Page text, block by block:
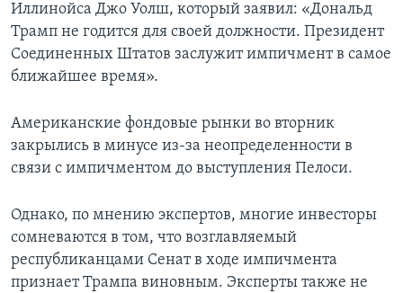
Иллинойса Джо Уолш, который заявил: «Дональд
Трамп не годится для своей должности. Президент
Соединенных Штатов заслужит импичмент в самое
ближайшее время».
Американские фондовые рынки во вторник
закрылись в минусе из-за неопределенности в
связи с импичментом до выступления Пелоси.
Однако, по мнению экспертов, многие инвесторы
сомневаются в том, что возглавляемый
республиканцами Сенат в ходе импичмента
признает Трампа виновным. Эксперты также не